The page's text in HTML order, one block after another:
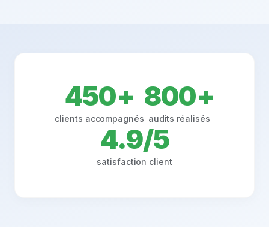
450+
clients accompagnés
800+
audits réalisés
4.9/5
satisfaction client